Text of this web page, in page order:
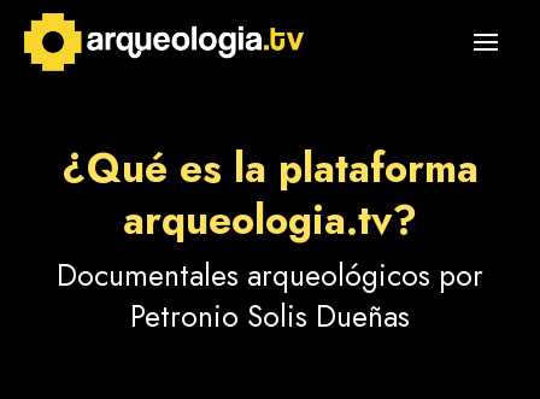
¿Qué es la plataforma
arqueologia.tv?
Documentales arqueológicos por
Petronio Solis Dueñas